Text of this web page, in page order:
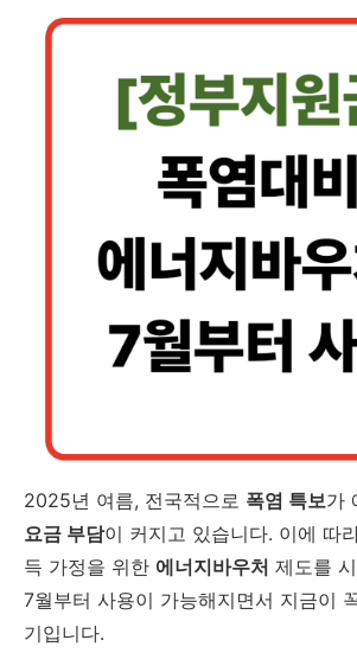
2025년 여름, 전국적으로 폭염 특보가
요금 부담이 커지고 있습니다. 이에 따
득 가정을 위한 에너지바우처 제도를
7월부터 사용이 가능해지면서 지금이
기입니다.